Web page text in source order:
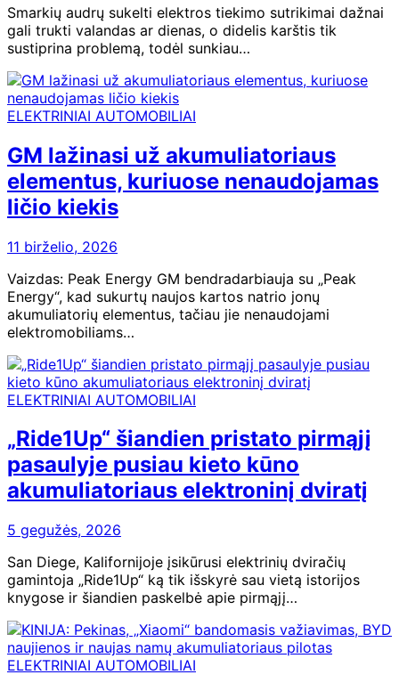
Smarkių audrų sukelti elektros tiekimo sutrikimai dažnai
gali trukti valandas ar dienas, o didelis karštis tik
sustiprina problemą, todėl sunkiau…
ELEKTRINIAI AUTOMOBILIAI
GM lažinasi už akumuliatoriaus
elementus, kuriuose nenaudojamas
ličio kiekis
11 birželio, 2026
Vaizdas: Peak Energy GM bendradarbiauja su „Peak
Energy“, kad sukurtų naujos kartos natrio jonų
akumuliatorių elementus, tačiau jie nenaudojami
elektromobiliams…
ELEKTRINIAI AUTOMOBILIAI
„Ride1Up“ šiandien pristato pirmąjį
pasaulyje pusiau kieto kūno
akumuliatoriaus elektroninį dviratį
5 gegužės, 2026
San Diege, Kalifornijoje įsikūrusi elektrinių dviračių
gamintoja „Ride1Up“ ką tik išskyrė sau vietą istorijos
knygose ir šiandien paskelbė apie pirmąjį…
ELEKTRINIAI AUTOMOBILIAI